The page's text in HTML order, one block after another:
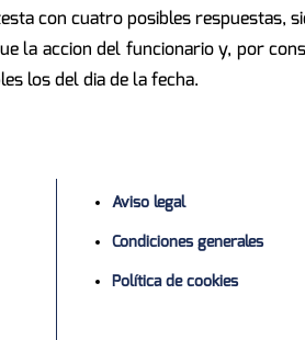
con cuatro posibles respuestas,
la accion del funcionario y, por
los del dia de la fecha.
Aviso legal
Condiciones generales
Política de cookies